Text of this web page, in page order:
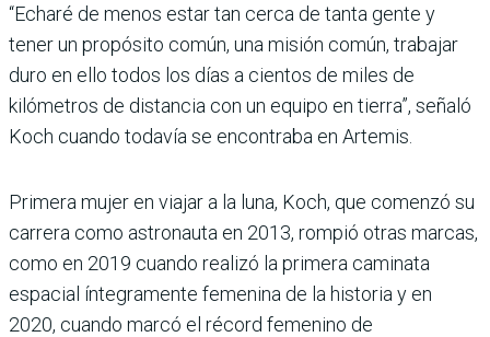
“Echaré de menos estar tan cerca de tanta gente y
tener un propósito común, una misión común, trabajar
duro en ello todos los días a cientos de miles de
kilómetros de distancia con un equipo en tierra”, señaló
Koch cuando todavía se encontraba en Artemis.
Primera mujer en viajar a la luna, Koch, que comenzó su
carrera como astronauta en 2013, rompió otras marcas,
como en 2019 cuando realizó la primera caminata
espacial íntegramente femenina de la historia y en
2020, cuando marcó el récord femenino de